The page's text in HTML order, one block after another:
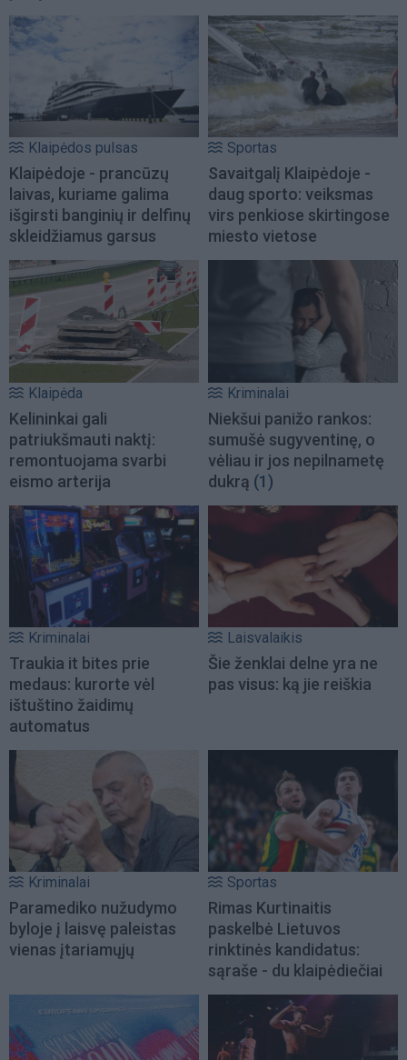
Klaipėdos pulsas
Klaipėdoje - prancūzų
laivas, kuriame galima
išgirsti banginių ir delfinų
skleidžiamus garsus
Sportas
Savaitgalį Klaipėdoje -
daug sporto: veiksmas
virs penkiose skirtingose
miesto vietose
Klaipėda
Kelininkai gali
patriukšmauti naktį:
remontuojama svarbi
eismo arterija
Kriminalai
Niekšui panižo rankos:
sumušė sugyventinę, o
vėliau ir jos nepilnametę
dukrą (1)
Kriminalai
Traukia it bites prie
medaus: kurorte vėl
ištuštino žaidimų
automatus
Laisvalaikis
Šie ženklai delne yra ne
pas visus: ką jie reiškia
Kriminalai
Paramediko nužudymo
byloje į laisvę paleistas
vienas įtariamųjų
Sportas
Rimas Kurtinaitis
paskelbė Lietuvos
rinktinės kandidatus:
sąraše - du klaipėdiečiai